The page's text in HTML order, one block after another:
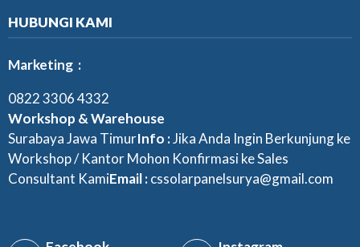
HUBUNGI KAMI
Marketing :
0822 3306 4332
Workshop & Warehouse
Surabaya Jawa TimurInfo :Jika Anda Ingin Berkunjung ke
Workshop / Kantor Mohon Konfirmasi ke Sales
Consultant KamiEmail :cssolarpanelsurya@gmail.com